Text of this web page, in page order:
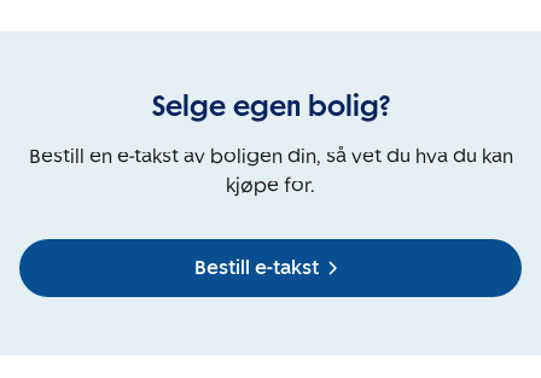
Selge egen bolig?
Bestill en e-takst av boligen din, så vet du hva du kan
kjøpe for.
Bestill e-takst